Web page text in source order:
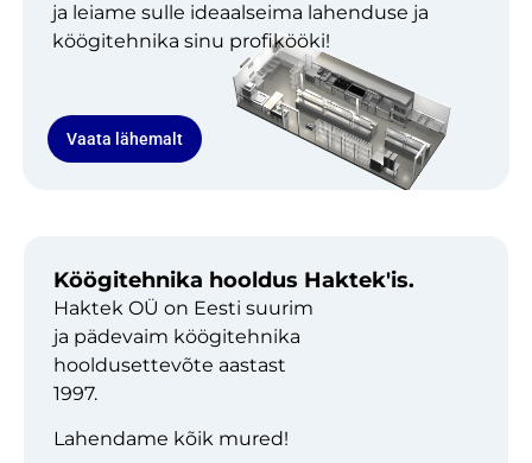
ja leiame sulle ideaalseima lahenduse ja
köögitehnika sinu profikööki!
Vaata lähemalt
Köögitehnika hooldus Haktek'is.
Haktek OÜ on Eesti suurim
ja pädevaim köögitehnika
hooldusettevõte aastast
1997.
Lahendame kõik mured!